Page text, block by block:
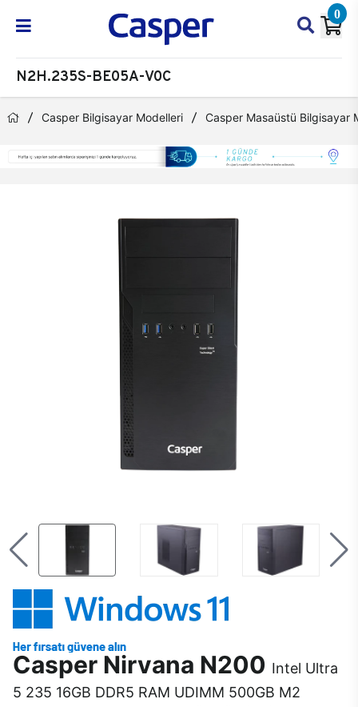
0
N2H.235S-BE05A-V0C
Casper Bilgisayar Modelleri Casper Masaüstü Bilgisayar
Casper Nirvana N200 Intel Ultra
5 235 16GB DDR5 RAM UDIMM 500GB M2